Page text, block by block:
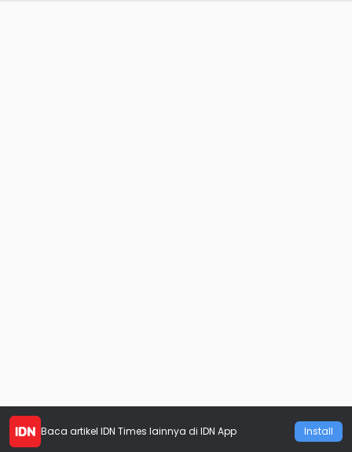
Baca artikel IDN Times lainnya di IDN App Install